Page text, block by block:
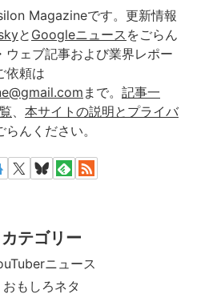
Magazineです。更新情報
と Googleニュース をごらん
ウェブ記事および業界レポー
依頼は
まで。 記事一
本サイトの説明とプライバ
らんください。
カテゴリー
ニュース
おもしろネタ